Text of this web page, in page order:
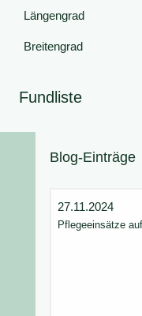
Längengrad
Breitengrad
Fundliste
Blog-Einträge
27.11.2024
Pflegeeinsätze